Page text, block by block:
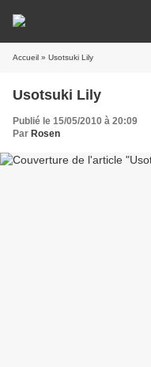
Accueil » Usotsuki Lily
Usotsuki Lily
Publié le 15/05/2010 à 20:09
Par Rosen